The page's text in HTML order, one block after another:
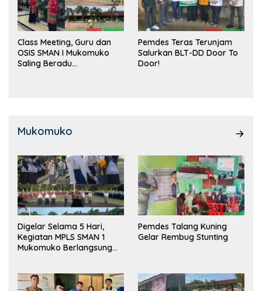
Class Meeting, Guru dan
OSIS SMAN I Mukomuko
Saling Beradu
Pemdes Teras Terunjam
Salurkan BLT-DD Door To
Door!
Mukomuko
Digelar Selama 5 Hari,
Kegiatan MPLS SMAN 1
Mukomuko Berlangsung
Pemdes Talang Kuning
Gelar Rembug Stunting